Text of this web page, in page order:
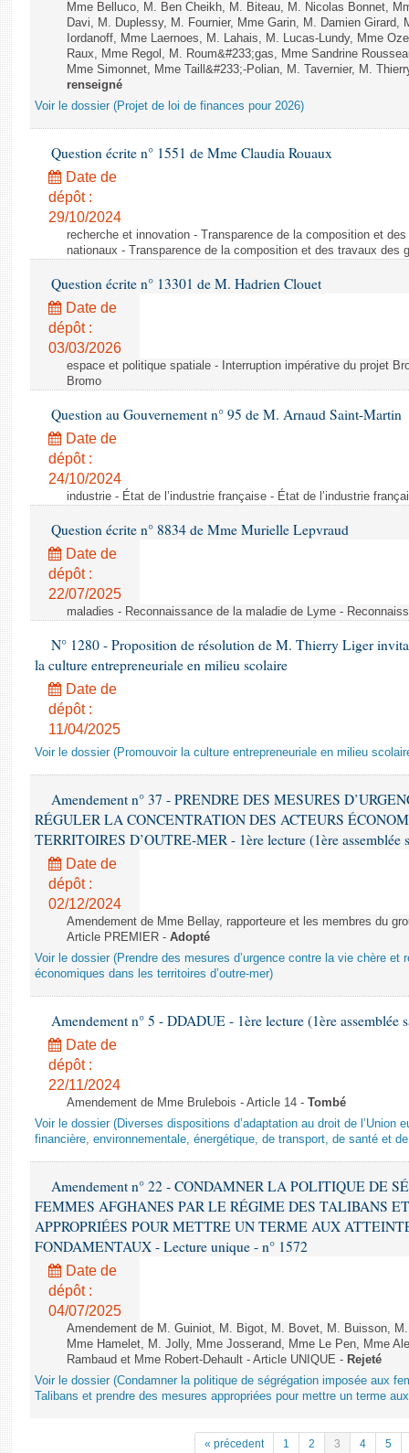
Mme Belluco, M. Ben Cheikh, M. Biteau, M. Nicolas Bonnet,
Davi, M. Duplessy, M. Fournier, Mme Garin, M. Damien Girard,
Iordanoff, Mme Laernoes, M. Lahais, M. Lucas-Lundy, Mme
Raux, Mme Regol, M. Roum&#233;gas, Mme Sandrine
Mme Simonnet, Mme Taill&#233;-Polian, M. Tavernier, M.
renseigné
Voir le dossier (Projet de loi de finances pour 2026)
Question écrite n° 1551 de Mme Claudia Rouaux
Date de
dépôt :
29/10/2024
recherche et innovation - Transparence de la composition et
nationaux - Transparence de la composition et des travaux des
Question écrite n° 13301 de M. Hadrien Clouet
Date de
dépôt :
03/03/2026
espace et politique spatiale - Interruption impérative du projet
Bromo
Question au Gouvernement n° 95 de M. Arnaud Saint-Martin
Date de
dépôt :
24/10/2024
industrie - État de l’industrie française - État de l’industrie
Question écrite n° 8834 de Mme Murielle Lepvraud
Date de
dépôt :
22/07/2025
maladies - Reconnaissance de la maladie de Lyme -
N° 1280 - Proposition de résolution de M. Thierry Liger
la culture entrepreneuriale en milieu scolaire
Date de
dépôt :
11/04/2025
Voir le dossier (Promouvoir la culture entrepreneuriale en milieu
Amendement n° 37 - PRENDRE DES MESURES
RÉGULER LA CONCENTRATION DES ACTEURS
TERRITOIRES D’OUTRE-MER - 1ère lecture (1ère assemblée
Date de
dépôt :
02/12/2024
Amendement de Mme Bellay, rapporteure et les membres du
Article PREMIER - Adopté
Voir le dossier (Prendre des mesures d’urgence contre la vie chère et
économiques dans les territoires d’outre-mer)
Amendement n° 5 - DDADUE - 1ère lecture (1ère assemblée
Date de
dépôt :
22/11/2024
Amendement de Mme Brulebois - Article 14 - Tombé
Voir le dossier (Diverses dispositions d’adaptation au droit de l’Union
financière, environnementale, énergétique, de transport, de santé et
Amendement n° 22 - CONDAMNER LA POLITIQUE DE
FEMMES AFGHANES PAR LE RÉGIME DES TALIBANS
APPROPRIÉES POUR METTRE UN TERME AUX
FONDAMENTAUX - Lecture unique - n° 1572
Date de
dépôt :
04/07/2025
Amendement de M. Guiniot, M. Bigot, M. Bovet, M. Buisson,
Mme Hamelet, M. Jolly, Mme Josserand, Mme Le Pen, Mme
Rambaud et Mme Robert-Dehault - Article UNIQUE - Rejeté
Voir le dossier (Condamner la politique de ségrégation imposée aux
Talibans et prendre des mesures appropriées pour mettre un terme
« précedent 1 2 3 4 5